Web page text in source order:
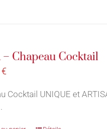
Chapeau Cocktail
€
Cocktail UNIQUE et